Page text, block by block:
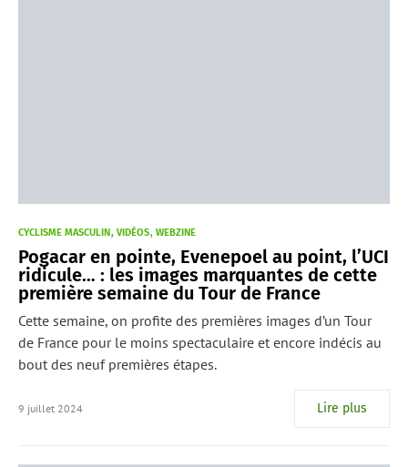
CYCLISME MASCULIN VIDÉOS WEBZINE
Pogacar en pointe, Evenepoel au point, l’UCI
ridicule… : les images marquantes de cette
première semaine du Tour de France
Cette semaine, on profite des premières images d’un Tour
de France pour le moins spectaculaire et encore indécis au
bout des neuf premières étapes.
9 juillet 2024 Lire plus